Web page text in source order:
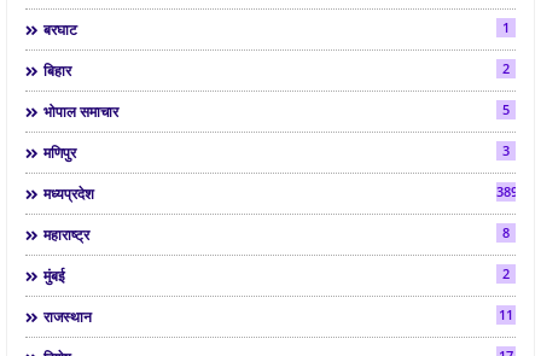
बरघाट 1
बिहार 2
भोपाल समाचार 5
मणिपुर 3
मध्यप्रदेश 3892
महाराष्ट्र 8
मुंबई 2
राजस्थान 11